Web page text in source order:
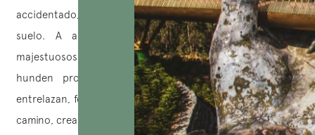
accidentado, creado por los habitantes que elevaron el
suelo. A ambos lados de este sendero se alzan
majestuosos árboles Ru Cha, cuyas raíces imponentes se
hunden profundamente en la tierra. Las ramas se
entrelazan, formando una bóveda natural que envuelve el
camino, creando una atmósfera fresca y sombreada.